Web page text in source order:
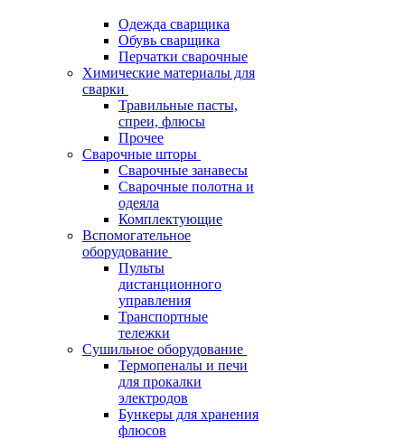
Одежда сварщика
Обувь сварщика
Перчатки сварочные
Химические материалы для
сварки
Травильные пасты,
спреи, флюсы
Прочее
Сварочные шторы
Сварочные занавесы
Сварочные полотна и
одеяла
Комплектующие
Вспомогательное
оборудование
Пульты
дистанционного
управления
Транспортные
тележки
Сушильное оборудование
Термопеналы и печи
для прокалки
электродов
Бункеры для хранения
флюсов